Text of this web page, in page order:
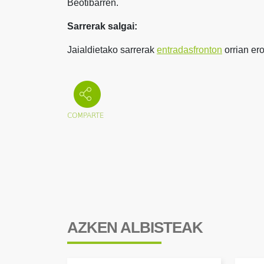
Beotibarren.
Sarrerak salgai:
Jaialdietako sarrerak entradasfronton orrian
AZKEN ALBISTEAK